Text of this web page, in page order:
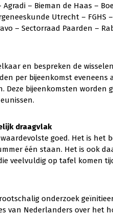
Agradi – Bieman de Haas –
Utrecht – FGHS –
– Sectorraad Paarden –
en bespreken de
per bijeenkomst eveneens
Deze bijeenkomsten worden
draagvlak
goed. Het is het
één staan. Het is ook
veelvuldig op tafel komen
onderzoek
van Nederlanders over het